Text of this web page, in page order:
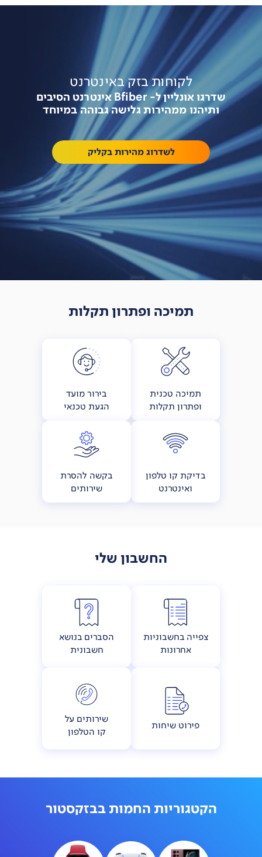
לקוחות בזק באינטרנט
שדרגו אונליין ל- Bfiber אינטרנט הסיבים
ותיהנו ממהירות גלישה גבוהה במיוחד
לשדרוג מהירות בקליק
תמיכה ופתרון תקלות
תמיכה טכנית
ופתרון תקלות
בירור מועד
הגעת טכנאי
בדיקת קו טלפון
ואינטרנט
בקשה להסרת
שירותים
החשבון שלי
צפייה בחשבוניות
אחרונות
הסברים בנושא
חשבונית
פירוט שיחות
שירותים על
קו הטלפון
הקטגוריות החמות בבזקסטור